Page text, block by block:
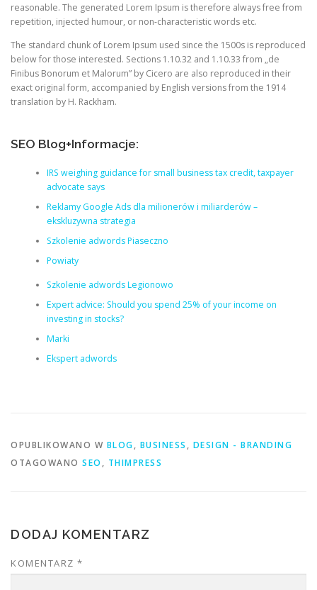
reasonable. The generated Lorem Ipsum is therefore always free from
repetition, injected humour, or non-characteristic words etc.
The standard chunk of Lorem Ipsum used since the 1500s is reproduced
below for those interested. Sections 1.10.32 and 1.10.33 from „de
Finibus Bonorum et Malorum” by Cicero are also reproduced in their
exact original form, accompanied by English versions from the 1914
translation by H. Rackham.
SEO Blog+Informacje:
IRS weighing guidance for small business tax credit, taxpayer
advocate says
Reklamy Google Ads dla milionerów i miliarderów –
ekskluzywna strategia
Szkolenie adwords Piaseczno
Powiaty
Szkolenie adwords Legionowo
Expert advice: Should you spend 25% of your income on
investing in stocks?
Marki
Ekspert adwords
OPUBLIKOWANO W BLOG, BUSINESS , DESIGN - BRANDING
OTAGOWANO SEO , THIMPRESS
DODAJ KOMENTARZ
KOMENTARZ *